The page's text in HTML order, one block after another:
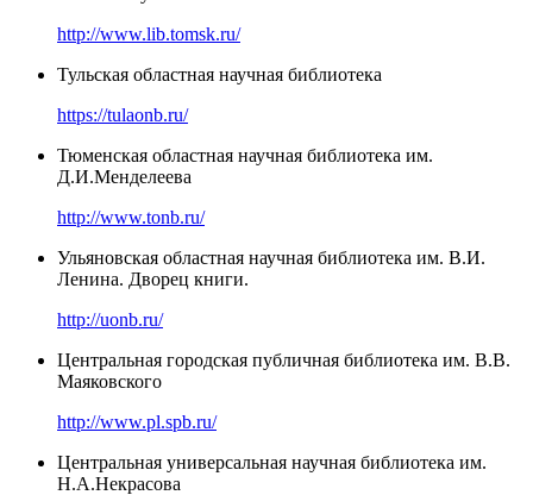
http://www.lib.tomsk.ru/
Тульская областная научная библиотека
https://tulaonb.ru/
Тюменская областная научная библиотека им.
Д.И.Менделеева
http://www.tonb.ru/
Ульяновская областная научная библиотека им. В.И.
Ленина. Дворец книги.
http://uonb.ru/
Центральная городская публичная библиотека им. В.В.
Маяковского
http://www.pl.spb.ru/
Центральная универсальная научная библиотека им.
Н.А.Некрасова